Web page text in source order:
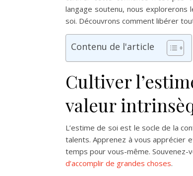
langage soutenu, nous explorerons
soi. Découvrons comment libérer
Contenu de l'article
Cultiver
valeur
L’estime de soi est le socle de la
talents. Apprenez à vous apprécier
temps pour vous-même. Souvenez-
d’accomplir de grandes choses.